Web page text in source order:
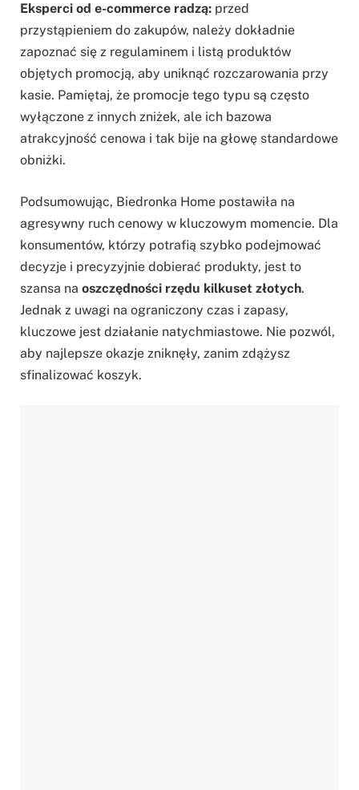
Eksperci od e-commerce radzą: przed
przystąpieniem do zakupów, należy dokładnie
zapoznać się z regulaminem i listą produktów
objętych promocją, aby uniknąć rozczarowania przy
kasie. Pamiętaj, że promocje tego typu są często
wyłączone z innych zniżek, ale ich bazowa
atrakcyjność cenowa i tak bije na głowę standardowe
obniżki.
Podsumowując, Biedronka Home postawiła na
agresywny ruch cenowy w kluczowym momencie. Dla
konsumentów, którzy potrafią szybko podejmować
decyzje i precyzyjnie dobierać produkty, jest to
szansa na oszczędności rzędu kilkuset złotych.
Jednak z uwagi na ograniczony czas i zapasy,
kluczowe jest działanie natychmiastowe. Nie pozwól,
aby najlepsze okazje zniknęły, zanim zdążysz
sfinalizować koszyk.